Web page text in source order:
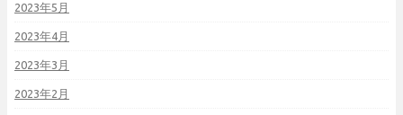
2023年5月
2023年4月
2023年3月
2023年2月